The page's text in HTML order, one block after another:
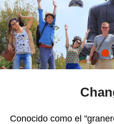
Conocido como el